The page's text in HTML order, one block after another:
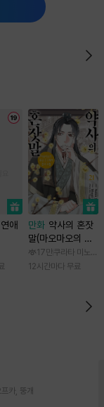
애
만화 약사의 혼잣
말(마오마오의 후
궁 수수께끼 풀이
수첩)
17만 쿠라타 미노지
12시간마다 무료
카, 뚱개